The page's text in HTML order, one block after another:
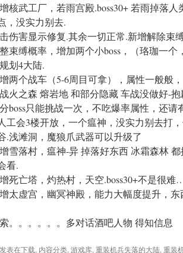
核武工厂，若雨宫殿.boss30+ 若雨掉落
，没实力别去.
伤害显示修复.其余一切正常.新增解除束
束缚概率，增加两个小boss，（珞珈一
划4大陆.
两个战车（5-6周目可拿），属性一般般
火之森 熔岩地 和部分隐藏 车战没做好-抱
boss只能挑战一次，不吃爆率属性，还
工会3楼开放，一个瘟神，没实力别去打
.浅滩洞，魔狼爪武器可以升级了
雪落村，瘟神-异 掉落好东西 冰霜森林
看.
死亡塔，灼热村，天空.boss30+不是很
太虚宫，幽冥神殿，能力大幅度提升，东
。。。。。。多对话酒吧人物 得知信息
表在下载, 内容分类, 游戏库, 重装机兵失落的大陆, 重装